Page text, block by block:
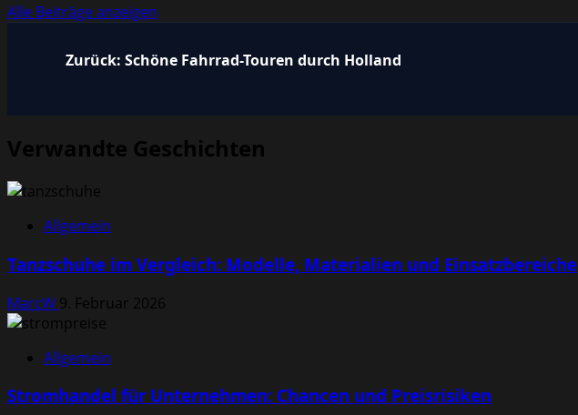
Alle Beiträge anzeigen
Beitragsnavigation
Zurück: Schöne Fahrrad-Touren durch Holland
Verwandte Geschichten
Allgemein
Tanzschuhe im Vergleich: Modelle, Materialien und Einsatzbereiche
MarcW 9. Februar 2026
Allgemein
Stromhandel für Unternehmen: Chancen und Preisrisiken